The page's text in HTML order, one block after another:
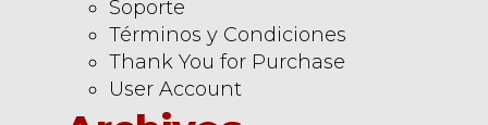
Soporte
Términos y Condiciones
Thank You for Purchase
User Account